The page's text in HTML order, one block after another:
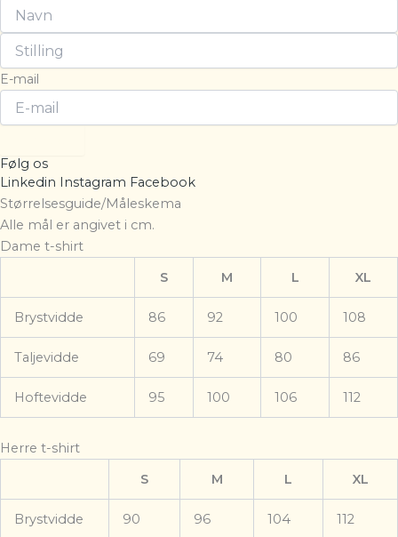
E-mail
Følg os
Linkedin Instagram Facebook
Størrelsesguide/Måleskema
Alle mål er angivet i cm.
Dame t-shirt
S
M L XL
Brystvidde 86 92 100 108
Taljevidde 69 74 80 86
Hoftevidde 95 100 106 112
Herre t-shirt
S
M L XL
Brystvidde 90 96 104 112